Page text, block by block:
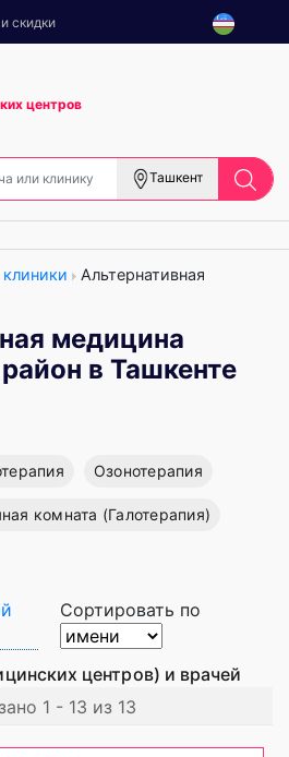
скидки
центров
Ташкент
Альтернативная
медицина
в Ташкенте
Озонотерапия
комната (Галотерапия)
Сортировать по
центров) и врачей
1 - 13 из 13